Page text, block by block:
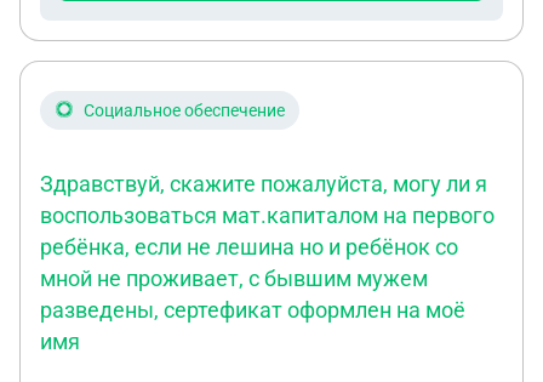
Социальное обеспечение
Здравствуй, скажите пожалуйста, могу ли я
воспользоваться мат.капиталом на первого
ребёнка, если не лешина но и ребёнок со
мной не проживает, с бывшим мужем
разведены, сертефикат оформлен на моё
имя